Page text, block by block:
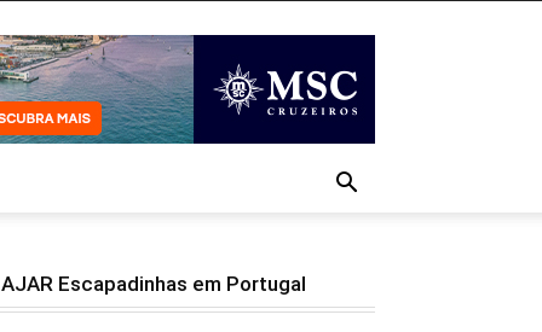
Escapadinhas em Portugal